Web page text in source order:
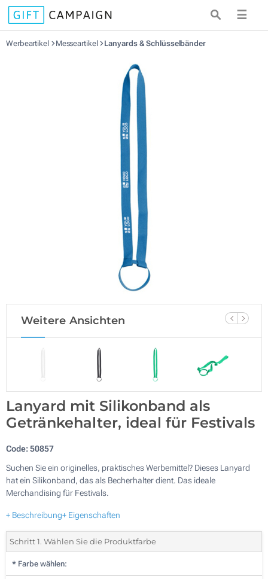
☰
Werbeartikel Messeartikel Lanyards & Schlüsselbänder
Weitere Ansichten
Lanyard mit Silikonband als
Getränkehalter, ideal für Festivals
Code:50857
Suchen Sie ein originelles, praktisches Werbemittel? Dieses Lanyard
hat ein Silikonband, das als Becherhalter dient. Das ideale
Merchandising für Festivals.
+ Beschreibung+ Eigenschaften
Schritt 1. Wählen Sie die Produktfarbe
* Farbe wählen: